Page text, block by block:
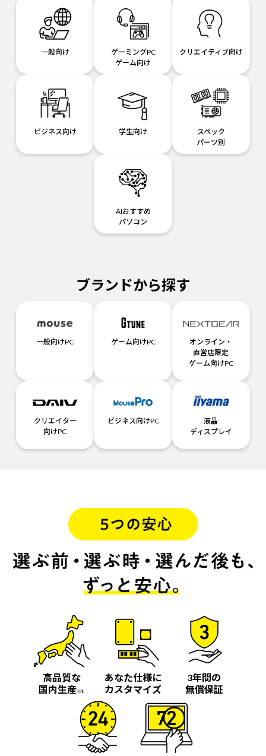
一般向け
ゲーミングPC
ゲーム向け
クリエイティブ向け
ビジネス向け 学生向け
スペック
パーツ別
AIおすすめ
パソコン
ブランドから探す
一般向けPC ゲーム向けPC
オンライン・
直営店限定
ゲーム向けPC
クリエイター
向けPC
ビジネス向けPC
液晶
ディスプレイ
高品質な
国内生産※1
あなた仕様に
カスタマイズ
3年間の
無償保証